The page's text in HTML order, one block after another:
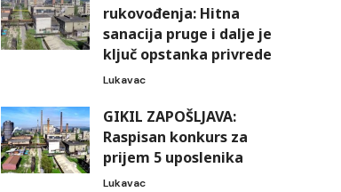
rukovođenja: Hitna
sanacija pruge i dalje je
ključ opstanka privrede
Lukavac
GIKIL ZAPOŠLJAVA:
Raspisan konkurs za
prijem 5 uposlenika
Lukavac